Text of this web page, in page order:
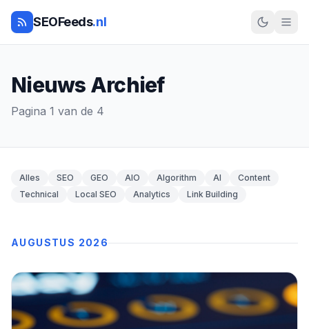
SEOFeeds.nl
Nieuws Archief
Pagina 1 van de 4
Alles SEO GEO AIO Algorithm AI
Content
Technical
Local SEO Analytics Link Building
AUGUSTUS 2026